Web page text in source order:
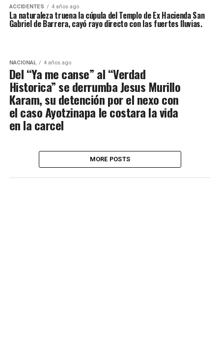
ACCIDENTES 4 años ago
La naturaleza truena la cúpula del Templo de Ex Hacienda San
Gabriel de Barrera, cayó rayo directo con las fuertes lluvias.
NACIONAL 4 años ago
Del “Ya me canse” al “Verdad
Historica” se derrumba Jesus Murillo
Karam, su detención por el nexo con
el caso Ayotzinapa le costara la vida
en la carcel
MORE POSTS